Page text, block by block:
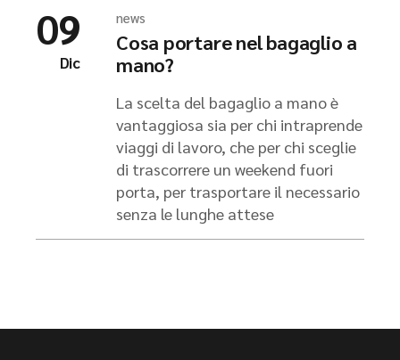
09
Dic
news
Cosa portare nel bagaglio a
mano?
La scelta del bagaglio a mano è
vantaggiosa sia per chi intraprende
viaggi di lavoro, che per chi sceglie
di trascorrere un weekend fuori
porta, per trasportare il necessario
senza le lunghe attese